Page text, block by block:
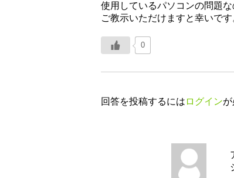
使用しているパソコンの問題な
ご教示いただけますと幸いです
0
回答を投稿するには ログインが